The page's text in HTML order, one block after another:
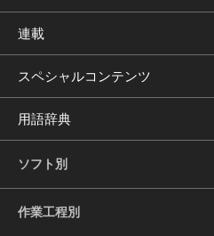
連載
スペシャルコンテンツ
用語辞典
ソフト別
作業工程別